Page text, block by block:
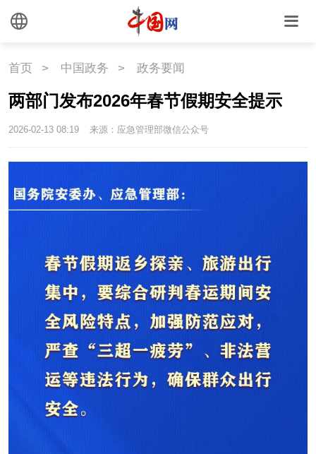
首页 > 中国政务 > 政务要闻
两部门发布2026年春节假期安全提示
2026-02-13 08:19 来源：应急管理部微信公众号